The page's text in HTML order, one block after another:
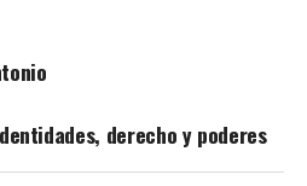
derecho y poderes